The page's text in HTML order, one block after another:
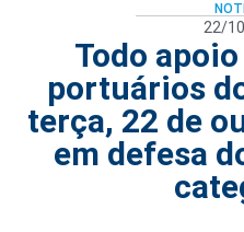
22/
Todo
portuários
terça, 22 de
em defesa